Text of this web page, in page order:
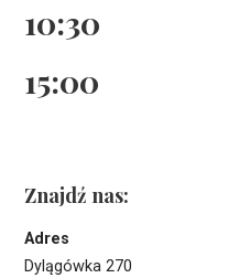
10:30
15:00
Znajdź nas:
Adres
Dylągówka 270